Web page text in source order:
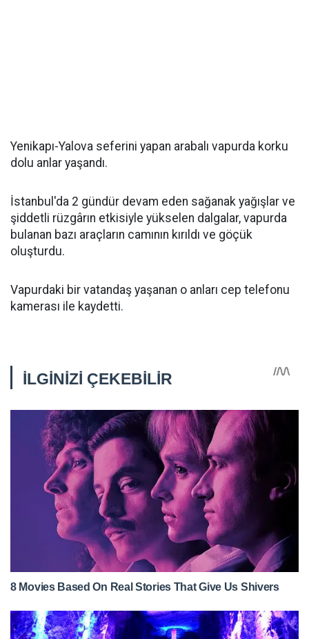
Yenikapı-Yalova seferini yapan arabalı vapurda korku
dolu anlar yaşandı.
İstanbul'da 2 gündür devam eden sağanak yağışlar ve
şiddetli rüzgârın etkisiyle yükselen dalgalar, vapurda
bulanan bazı araçların camının kırıldı ve göçük
oluşturdu.
Vapurdaki bir vatandaş yaşanan o anları cep telefonu
kamerası ile kaydetti.